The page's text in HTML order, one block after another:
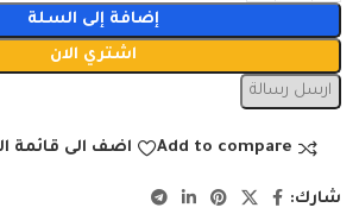
إضافة إلى السلة
اشتري الان
ارسل رسالة
Add to compare اضف الى قائمة
شارك: